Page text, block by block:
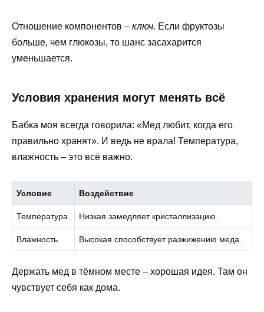
Отношение компонентов – ключ. Если фруктозы
больше, чем глюкозы, то шанс засахарится
уменьшается.
Условия хранения могут менять всё
Бабка моя всегда говорила: «Мед любит, когда его
правильно хранят». И ведь не врала! Температура,
влажность – это всё важно.
Условие Воздействие
Температура Низкая замедляет кристаллизацию.
Влажность Высокая способствует разжижению меда.
Держать мед в тёмном месте – хорошая идея. Там он
чувствует себя как дома.